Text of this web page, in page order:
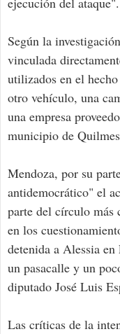
Según la
vinculada
utilizados en el
otro vehículo, una
una empresa
municipio de
Mendoza, por su
antidemocrático" el
parte del círculo más
en los
detenida a Alessia en
un pasacalle y un
diputado José Luis
Las críticas de la